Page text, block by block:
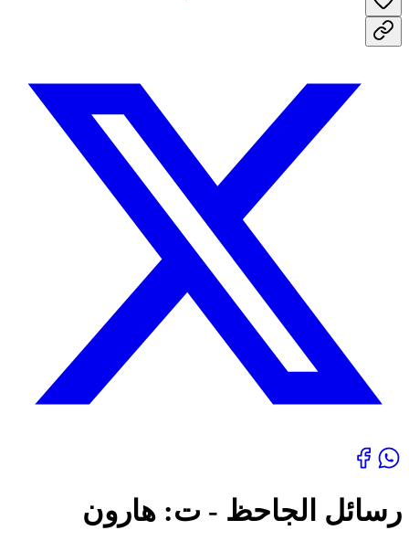
رسائل الجاحظ - ت: هارون